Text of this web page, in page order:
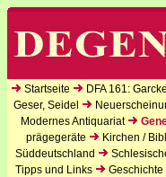
Startseite DFA 161: Garcke
Geser, Seidel
Modernes Antiquariat
prägegeräte
Kirchen /
Süddeutschland
Tipps und Links
Geschichte